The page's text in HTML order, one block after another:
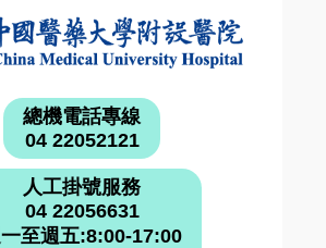
總機電話專線
04 22052121
人工掛號服務
04 22056631
至週五:8:00-17:00